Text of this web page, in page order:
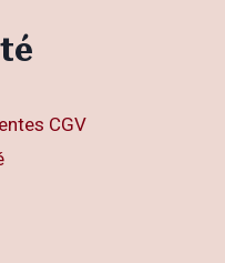
CGV